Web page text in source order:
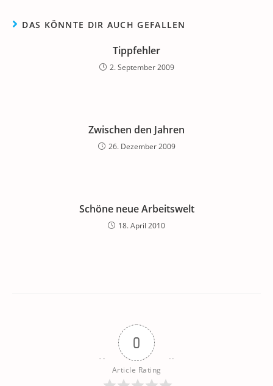
DAS KÖNNTE DIR AUCH GEFALLEN
Tippfehler
2. September 2009
Zwischen den Jahren
26. Dezember 2009
Schöne neue Arbeitswelt
18. April 2010
0
Article Rating